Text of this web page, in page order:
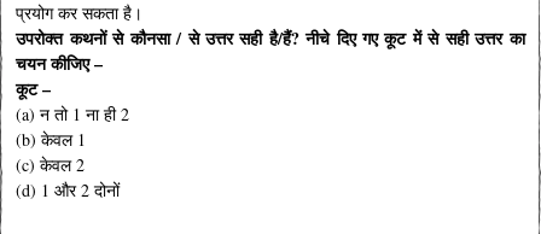
प्रयोग कर सकता है।
उपरोक्त कथनों से कौनसा / से उत्तर सही है/हैं? नीचे दिए गए कूट में से सही उत्तर का
चयन कीजिए –
कूट –
(a) न तो 1 ना ही 2
(b) केवल 1
(c) केवल 2
(d) 1 और 2 दोनों